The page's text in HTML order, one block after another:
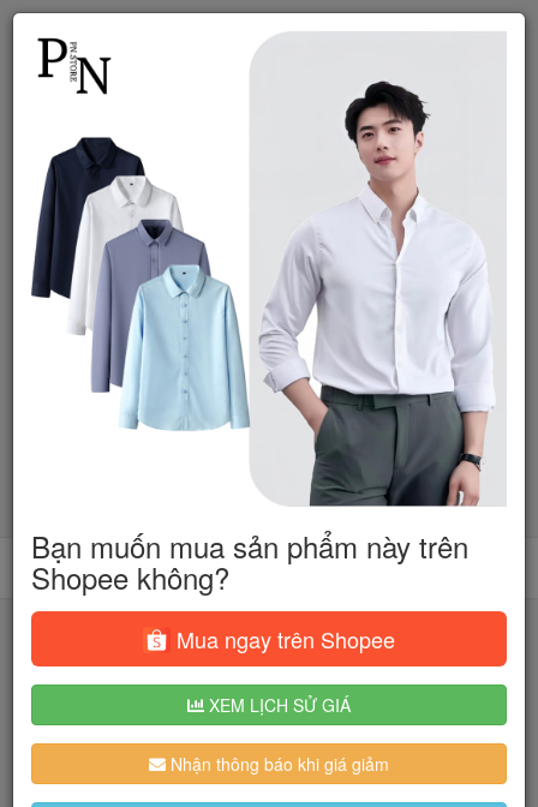
Tìm kiếm
Người dùng đang quan tâm đến 🔥...
Bạn muốn mua sản phẩm này trên
Shopee không?
Mua ngay trên Shopee
XEM LỊCH SỬ GIÁ
Nhận thông báo khi giá giảm